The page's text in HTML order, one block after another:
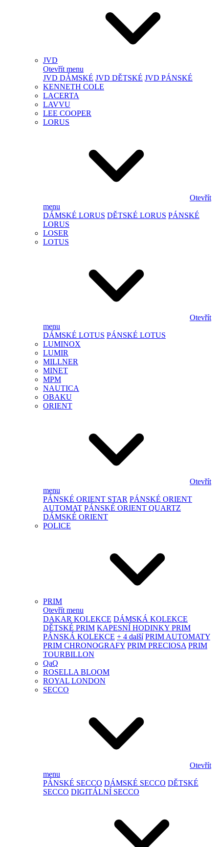
JVD
Otevřít menu
JVD DÁMSKÉ JVD DĚTSKÉ JVD PÁNSKÉ
KENNETH COLE
LACERTA
LAVVU
LEE COOPER
LORUS
Otevřít
menu
DÁMSKÉ LORUS DĚTSKÉ LORUS PÁNSKÉ
LORUS
LOSER
LOTUS
Otevřít
menu
DÁMSKÉ LOTUS PÁNSKÉ LOTUS
LUMINOX
LUMIR
MILLNER
MINET
MPM
NAUTICA
OBAKU
ORIENT
Otevřít
menu
PÁNSKÉ ORIENT STAR PÁNSKÉ ORIENT
AUTOMAT PÁNSKÉ ORIENT QUARTZ
DÁMSKÉ ORIENT
POLICE
PRIM
Otevřít menu
DAKAR KOLEKCE DÁMSKÁ KOLEKCE
DĚTSKÉ PRIM KAPESNÍ HODINKY PRIM
PÁNSKÁ KOLEKCE + 4 další PRIM AUTOMATY
PRIM CHRONOGRAFY PRIM PRECIOSA PRIM
TOURBILLON
QaQ
ROSELLA BLOOM
ROYAL LONDON
SECCO
Otevřít
menu
PÁNSKÉ SECCO DÁMSKÉ SECCO DĚTSKÉ
SECCO DIGITÁLNÍ SECCO